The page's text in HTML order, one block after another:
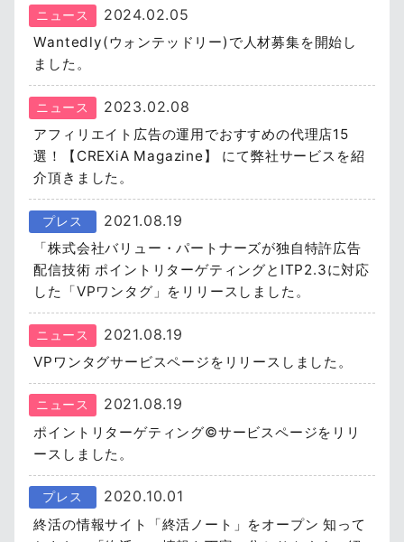
ニュース 2024.02.05
Wantedly(ウォンテッドリー)で人材募集を開始し
ました。
ニュース 2023.02.08
アフィリエイト広告の運用でおすすめの代理店15
選！【CREXiA Magazine】 にて弊社サービスを紹
介頂きました。
プレス 2021.08.19
「株式会社バリュー・パートナーズが独自特許広告
配信技術 ポイントリターゲティングとITP2.3に対応
した「VPワンタグ」をリリースしました。
ニュース 2021.08.19
VPワンタグサービスページをリリースしました。
ニュース 2021.08.19
ポイントリターゲティング©サービスページをリリ
ースしました。
プレス 2020.10.01
終活の情報サイト「終活ノート」をオープン 知って